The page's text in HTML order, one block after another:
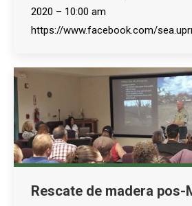
2020 – 10:00 am
https://www.facebook.com/
Rescate de madera pos-